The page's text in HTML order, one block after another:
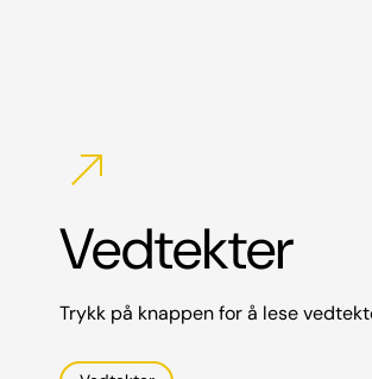
north_east
Vedtekter
Trykk på knappen for å lese